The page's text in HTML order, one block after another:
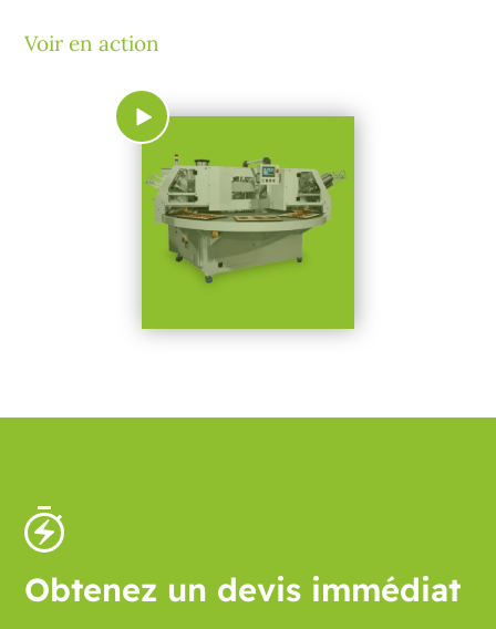
Voir en action
Obtenez un devis immédiat